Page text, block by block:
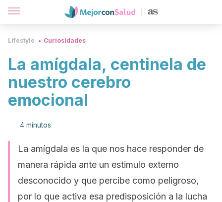
Lifestyle Curiosidades
La amígdala, centinela de
nuestro cerebro
emocional
4 minutos
La amígdala es la que nos hace responder de
manera rápida ante un estimulo externo
desconocido y que percibe como peligroso,
por lo que activa esa predisposición a la lucha